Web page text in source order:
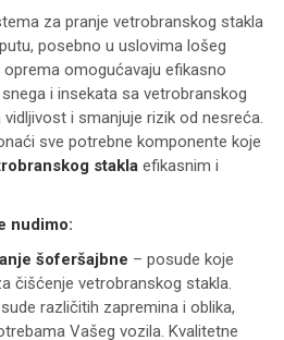
za pranje vetrobranskog stakla
posebno u uslovima lošeg
omogućavaju efikasno
i insekata sa vetrobranskog
i smanjuje rizik od nesreća.
sve potrebne komponente koje
stakla efikasnim i
nudimo:
šoferšajbne – posude koje
čišćenje vetrobranskog stakla.
različitih zapremina i oblika,
Vašeg vozila. Kvalitetne